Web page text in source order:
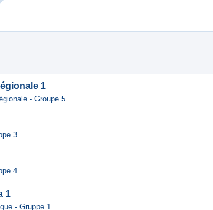
1
- Groupe 5
3
4
1
- Gruppe 1